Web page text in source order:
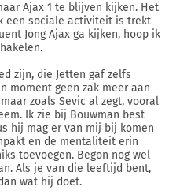
Ajax 1 te blijven kijken. Het
een sociale activiteit is trekt
Jong Ajax ga kijken, hoop ik
zijn, die Jetten gaf zelfs
moment geen zak meer aan
zoals Sevic al zegt, vooral
Ik zie bij Bouwman best
hij mag er van mij bij komen
en de mentaliteit erin
toevoegen. Begon nog wel
Als je van die leeftijd bent,
wat hij doet.